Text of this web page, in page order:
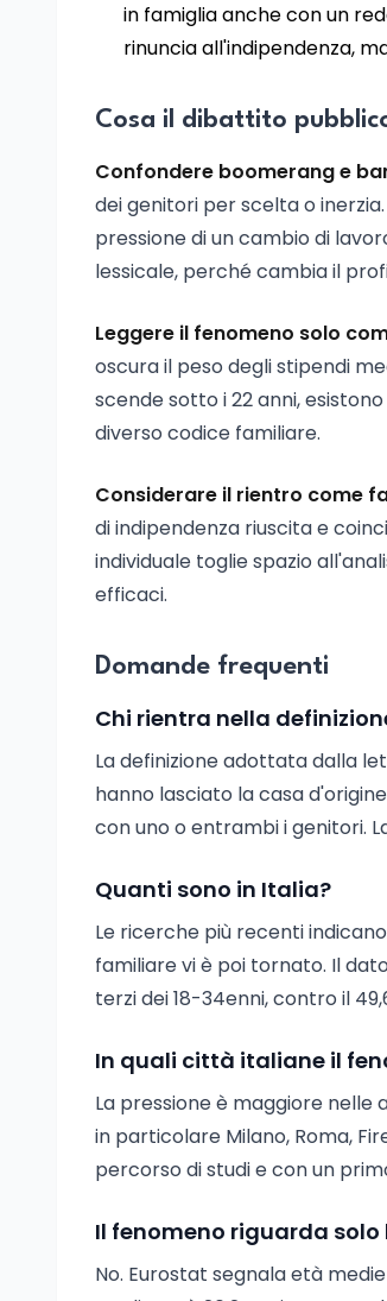
in famiglia anche con un
rinuncia all'indipendenza,
Cosa il dibattito
Confondere boomerang e
dei genitori per scelta o
pressione di un cambio di
lessicale, perché cambia il
Leggere il fenomeno solo
oscura il peso degli stipendi
scende sotto i 22 anni,
diverso codice familiare.
Considerare il rientro come
di indipendenza riuscita e
individuale toglie spazio
efficaci.
Domande frequenti
Chi rientra nella
La definizione adottata dalla
hanno lasciato la casa
con uno o entrambi i genitori.
Quanti sono in Italia?
Le ricerche più recenti
familiare vi è poi tornato. Il
terzi dei 18-34enni, contro il
In quali città italiane il
La pressione è maggiore
in particolare Milano, Roma,
percorso di studi e con un
Il fenomeno riguarda
No. Eurostat segnala età